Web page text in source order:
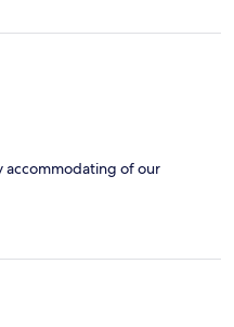
accommodating of our